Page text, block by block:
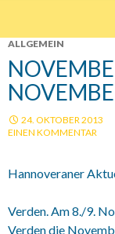
ALLGEMEIN
24. OKTOBER 2013
EINEN KOMMENTAR
Hannoveraner
Verden. Am 8./9.
Verden die